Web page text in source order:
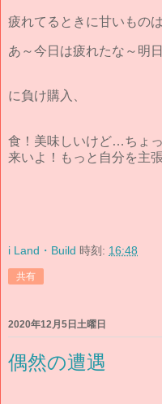
疲れてるときに甘いもの
あ～今日は疲れたな～明
悪魔
に負け購入、
家に
食！美味しいけど…ちょ
来いよ！もっと自分を主
i Land・Build 時刻: 16:48
共有
2020年12月5日土曜日
偶然の遭遇